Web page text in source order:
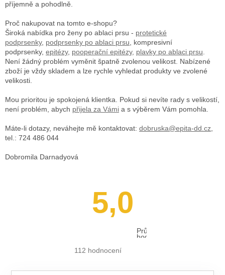
příjemně a pohodlně.
Proč nakupovat na tomto e-shopu?
Široká nabídka pro ženy po ablaci prsu - protetické
podprsenky, podprsenky po ablaci prsu, kompresivní
podprsenky, epitézy, pooperační epitézy, plavky po ablaci prsu.
Není žádný problém vyměnit špatně zvolenou velikost. Nabízené
zboží je vždy skladem a lze rychle vyhledat produkty ve zvolené
velikosti.
Mou prioritou je spokojená klientka. Pokud si nevíte rady s velikostí,
není problém, abych přijela za Vámi a s výběrem Vám pomohla.
Máte-li dotazy, neváhejte mě kontaktovat: dobruska@epita-dd.cz,
tel.: 724 486 044
Dobromila Darnadyová
5,0
Průměrné
hodnocení
112 hodnocení